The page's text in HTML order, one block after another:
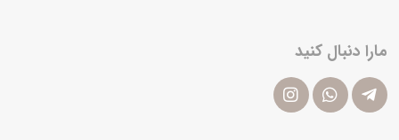
مارا دنبال کنید